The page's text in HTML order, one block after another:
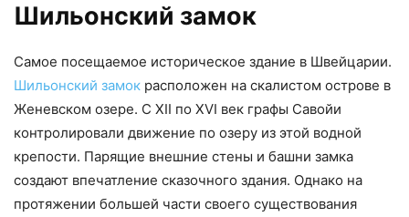
Шильонский замок
Самое посещаемое историческое здание в Швейцарии.
Шильонский замок расположен на скалистом острове в
Женевском озере. С XII по XVI век графы Савойи
контролировали движение по озеру из этой водной
крепости. Парящие внешние стены и башни замка
создают впечатление сказочного здания. Однако на
протяжении большей части своего существования